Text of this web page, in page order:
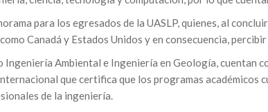
para los egresados de la UASLP, quienes, al
Canadá y Estados Unidos y en consecuencia,
Ambiental e Ingeniería en Geología, cuentan
que certifica que los programas académicos
de la ingeniería.